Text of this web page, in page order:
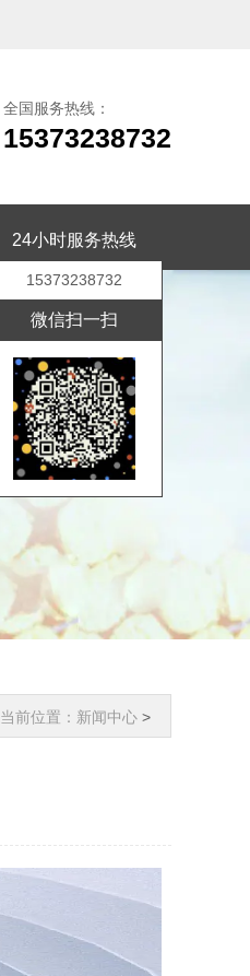
全国服务热线：
15373238732
联系我们
当前位置： 新闻中心 >
24小时服务热线
15373238732
微信扫一扫